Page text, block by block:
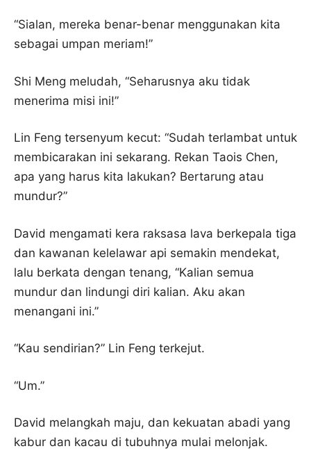
“Sialan, mereka benar-benar menggunakan kita
sebagai umpan meriam!”
Shi Meng meludah, “Seharusnya aku tidak
menerima misi ini!”
Lin Feng tersenyum kecut: “Sudah terlambat untuk
membicarakan ini sekarang. Rekan Taois Chen,
apa yang harus kita lakukan? Bertarung atau
mundur?”
David mengamati kera raksasa lava berkepala tiga
dan kawanan kelelawar api semakin mendekat,
lalu berkata dengan tenang, “Kalian semua
mundur dan lindungi diri kalian. Aku akan
menangani ini.”
“Kau sendirian?” Lin Feng terkejut.
“Um.”
David melangkah maju, dan kekuatan abadi yang
kabur dan kacau di tubuhnya mulai melonjak.